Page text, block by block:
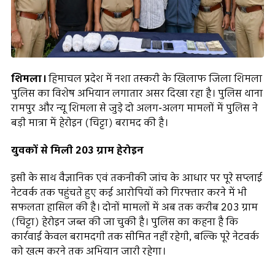
शिमला।हिमाचल प्रदेश में नशा तस्करी के खिलाफ जिला शिमला
पुलिस का विशेष अभियान लगातार असर दिखा रहा है। पुलिस थाना
रामपुर और न्यू शिमला से जुड़े दो अलग-अलग मामलों में पुलिस ने
बड़ी मात्रा में हेरोइन (चिट्टा) बरामद की है।
युवकों से मिली 203 ग्राम हेरोइन
इसी के साथ वैज्ञानिक एवं तकनीकी जांच के आधार पर पूरे सप्लाई
नेटवर्क तक पहुंचते हुए कई आरोपियों को गिरफ्तार करने में भी
सफलता हासिल की है। दोनों मामलों में अब तक करीब 203 ग्राम
(चिट्टा) हेरोइन जब्त की जा चुकी है। पुलिस का कहना है कि
कार्रवाई केवल बरामदगी तक सीमित नहीं रहेगी, बल्कि पूरे नेटवर्क
को खत्म करने तक अभियान जारी रहेगा।